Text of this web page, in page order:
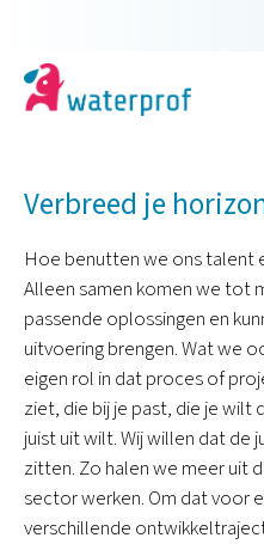
Verbreed je
Hoe benutten we ons talent
Alleen samen komen we tot
passende oplossingen en
uitvoering brengen. Wat we
eigen rol in dat proces of
ziet, die bij je past, die je
juist uit wilt. Wij willen dat de
zitten. Zo halen we meer uit
sector werken. Om dat voor
verschillende